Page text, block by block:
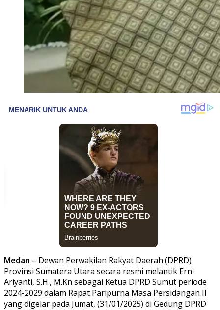
Medan – Dewan Perwakilan Rakyat Daerah (DPRD)
Provinsi Sumatera Utara secara resmi melantik Erni
Ariyanti, S.H., M.Kn sebagai Ketua DPRD Sumut periode
2024-2029 dalam Rapat Paripurna Masa Persidangan II
yang digelar pada Jumat, (31/01/2025) di Gedung DPRD